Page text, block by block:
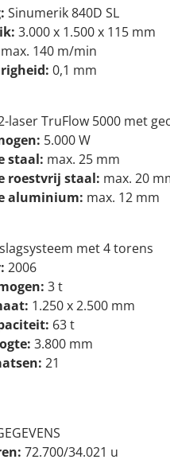
Sinumerik 840D SL
3.000 x 1.500 x 115 mm
max. 140 m/min
0,1 mm
laser TruFlow 5000 met
5.000 W
staal: max. 25 mm
roestvrij staal: max. 20
aluminium: max. 12 mm
met 4 torens
2006
3 t
1.250 x 2.500 mm
63 t
3.800 mm
21
72.700/34.021 u